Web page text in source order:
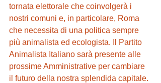
tornata elettorale che coinvolgerà i
nostri comuni e, in particolare, Roma
che necessita di una politica sempre
più animalista ed ecologista. Il Partito
Animalista Italiano sarà presente alle
prossime Amministrative per cambiare
il futuro della nostra splendida capitale.